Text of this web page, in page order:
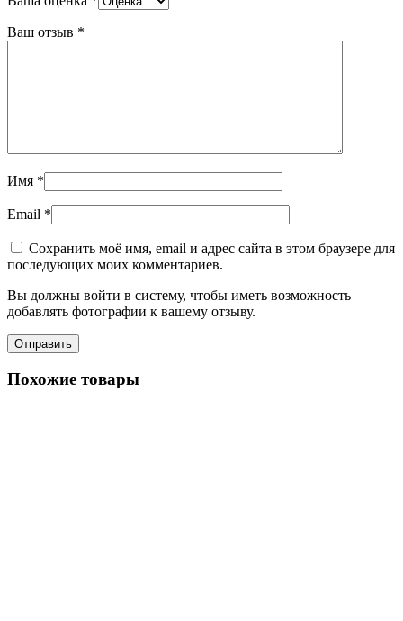
Ваш отзыв *
Имя *
Email *
Сохранить моё имя, email и адрес сайта в этом браузере для
последующих моих комментариев.
Вы должны войти в систему, чтобы иметь возможность
добавлять фотографии к вашему отзыву.
Похожие товары